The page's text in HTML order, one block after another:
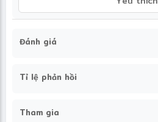
Đánh giá
Tỉ lệ phản hồi
Tham gia